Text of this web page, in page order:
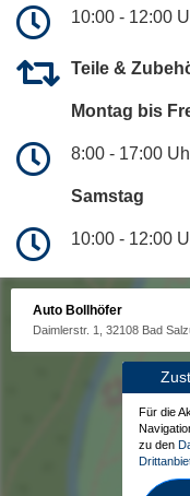
10:00 - 12:00
Teile &
Montag bis
8:00 - 17:00
Samstag
10:00 - 12:00
Auto Bollhöfer
Daimlerstr. 1, 32108 Bad
Für die
zu den